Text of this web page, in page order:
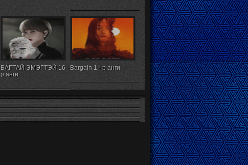
БАГТАЙ ЭМЭГТЭЙ 16 -
р анги
Bargain 1 - р анги